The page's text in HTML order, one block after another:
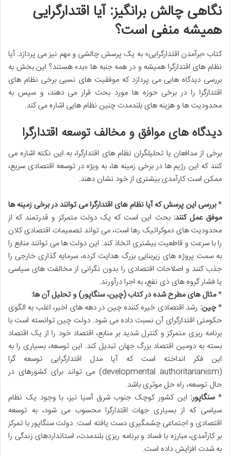
نگاهی چالش برانگیز: آیا اقتدارگرایی
همیشه منفی است؟
کتاب «برآمدن اقتدارگرایی» به یک پرسش چالشی و مهم نیز می پردازد: آیا
نظام های اقتدارگرا همیشه و در همه جنبه ها «بد» هستند؟ این بخش به
بررسی دیدگاه هایی می پردازد که موفقیت های نسبی برخی نظام های
اقتدارگرا را در برخی حوزه ها مورد بحث قرار می دهند، و سپس به
محدودیت ها و هزینه های بلندمدت چنین نظام هایی اشاره می کند.
دیدگاه های موافق و مخالف توسعه اقتدارگرا
برخی از مدافعان یا تحلیلگران نظام های اقتدارگرا، به این نکته اشاره می
کنند که این رژیم ها در برخی زمینه ها، به ویژه در توسعه اقتصادی سریع،
ممکن است کارآمدی بیشتری از خود نشان دهند.
*بررسی این پرسش که آیا نظام های اقتدارگرا می توانند در برخی زمینه ها
موفق عمل کنند: بحث این است که یک دولت متمرکز و قدرتمند که از
محدودیت های دموکراتیک رها است، می تواند تصمیمات اقتصادی کلان
را با سرعت و قاطعیت بیشتری اتخاذ کند. این دولت ها می توانند منابع را
به سمت پروژه های زیربنایی بزرگ هدایت کرده، سرمایه گذاری خارجی را
جذب کنند و اصلاحات اقتصادی را بدون نگرانی از مخالفت های سیاسی
یا فشار گروه های ذی نفع، به اجرا درآورند.
*مثال های مطرح شده در کتاب (چین، سنگاپور) و تحلیل آن ها:
*چین: رشد اقتصادی خیره کننده چین در دهه های اخیر، اغلب به الگوی
حکومتی اقتدارگرای آن نسبت داده می شود. دولت چین توانسته است با
برنامه ریزی متمرکز و کنترل شدید بر منابع، اقتصاد خود را از یک اقتصاد
بسته به دومین اقتصاد بزرگ جهان تبدیل کند. این توسعه، بسیاری را به
این فکر انداخته است که آیا مدل اقتدارگرایی توسعه گرا
(developmental authoritarianism) می تواند برای کشورهای در
حال توسعه، راه حل موثری باشد.
*سنگاپور: این کشور کوچک جنوب شرق آسیا نیز، با وجود یک نظام
سیاسی که از بسیاری جهات اقتدارگرا محسوب می شود، به توسعه
اقتصادی و اجتماعی چشمگیری دست یافته است. دولت سنگاپور با تمرکز
بر کارآمدی، مبارزه با فساد و برنامه ریزی بلندمدت، استانداردهای زندگی را
به شدت افزایش داده است.